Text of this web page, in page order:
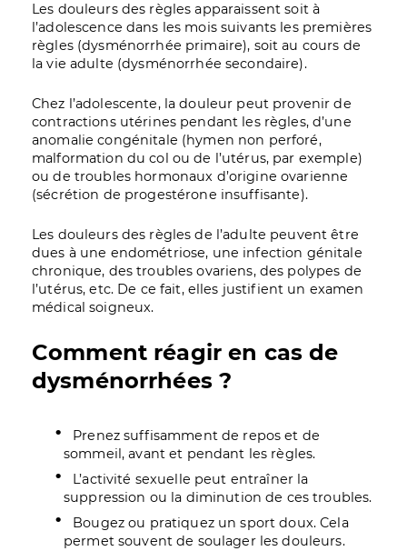
Les douleurs des règles apparaissent soit à
l’adolescence dans les mois suivants les premières
règles (dysménorrhée primaire), soit au cours de
la vie adulte (dysménorrhée secondaire).
Chez l’adolescente, la douleur peut provenir de
contractions utérines pendant les règles, d’une
anomalie congénitale (hymen non perforé,
malformation du col ou de l’utérus, par exemple)
ou de troubles hormonaux d’origine ovarienne
(sécrétion de progestérone insuffisante).
Les douleurs des règles de l’adulte peuvent être
dues à une endométriose, une infection génitale
chronique, des troubles ovariens, des polypes de
l’utérus, etc. De ce fait, elles justifient un examen
médical soigneux.
Comment réagir en cas de
dysménorrhées ?
Prenez suffisamment de repos et de
sommeil, avant et pendant les règles.
L’activité sexuelle peut entraîner la
suppression ou la diminution de ces troubles.
Bougez ou pratiquez un sport doux. Cela
permet souvent de soulager les douleurs.